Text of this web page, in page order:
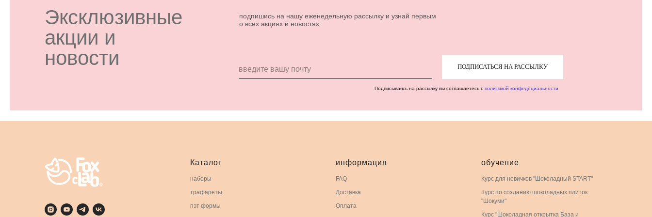
Эксклюзивные
акции и
новости
ПОДПИСАТЬСЯ НА РАССЫЛКУ
подпишись на нашу еженедельную рассылку и узнай первым
о всех акциях и новостях
Подписываясь на рассылку вы соглашаетесь с политикой конфедециальности
Каталог
наборы
трафареты
пэт формы
информация
FAQ
Доставка
Оплата
обучение
Курс для новичков "Шоколадный START"
Курс по созданию шоколадных плиток
"Шокуми"
Курс "Шоколадная открытка База и